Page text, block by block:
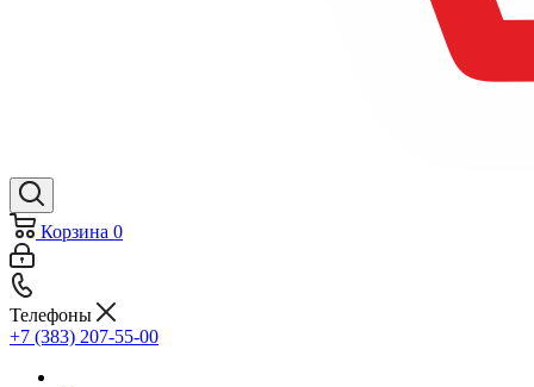
Корзина 0
Телефоны
+7 (383) 207-55-00